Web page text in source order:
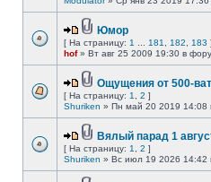
Юмор
[ На страницу: 1 181 182 183 ]
hof» Вт авг 25 2009 19:30 в
Ощущения от 500-
[ На страницу: 1 2 ]
Shuriken » Пн май 20 2019 14:08
Вялый парад 1
[ На страницу: 1 2 ]
Shuriken » Вс июл 19 2026 14:42